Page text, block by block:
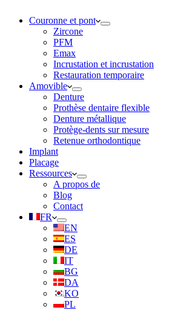
Couronne et pont
Zircone
PFM
Emax
Incrustation et incrustation
Restauration temporaire
Amovible
Denture
Prothèse dentaire flexible
Denture métallique
Protège-dents sur mesure
Retenue orthodontique
Implant
Placage
Ressources
A propos de
Blog
Contact
FR
EN
ES
DE
IT
BG
DA
KO
PL